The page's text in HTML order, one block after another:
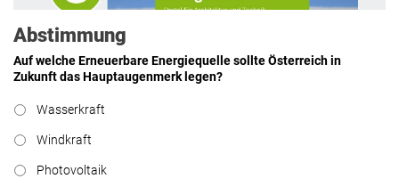
Hier geht’s zu allen Kommentaren
Abstimmung
Auf welche Erneuerbare Energiequelle sollte Österreich in
Zukunft das Hauptaugenmerk legen?
Wasserkraft
Windkraft
Photovoltaik